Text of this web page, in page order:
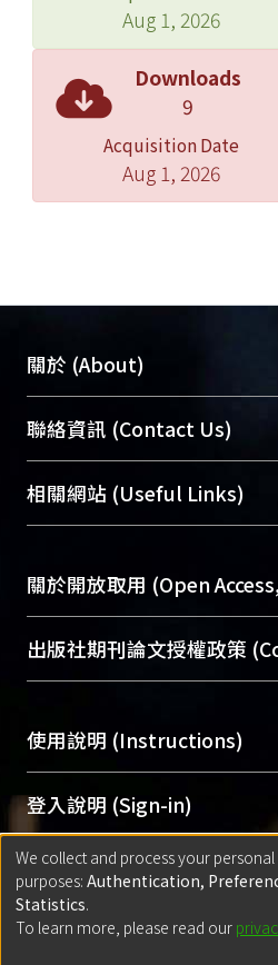
Aug 1, 2026
Downloads
9
Acquisition Date
Aug 1, 2026
關於 (About)
臺大位居世界頂尖大學之列
展現本校豐碩的研究成果及
機構典藏（NTUR）與學術
台，成為臺大學術典藏NTU
成果。
To permanently archive
profiles and scholarly
services of “NTU
聯絡資訊 (Contact Us)
總館學科館員(Main Library)
醫學圖書館學科館員
Sciences Library)
相關網站 (Useful Links)
關於開放取用 (Open
開放取用是從使用者角度提
動，應用在學術研究上是透
用逐年攀升。同時可加速研
Archive）平台。 （點選深入
出版社期刊論文授權政策
含部分內容的版權非匯
助與合作完成，請確認
意提供此授權。
Please represent that
original work, and that
grant the rights to upload.
若欲上傳已出版的全文電
使用說明 (Instructions)
網站簡介(Quickstart Guide)
使用手冊(Instruction
線上預約服務(Booking
登入說明 (Sign-in)
方案一：臺灣大學計算機
(With C&INC Email
方案二：ORCID帳號登入
匯入著作 (Submission)
方案一：定期更新ORCID
We collect and process your
purposes: Authentication,
Statistics.
To learn more, please read our